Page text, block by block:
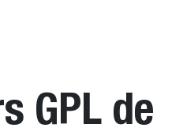
GPL de